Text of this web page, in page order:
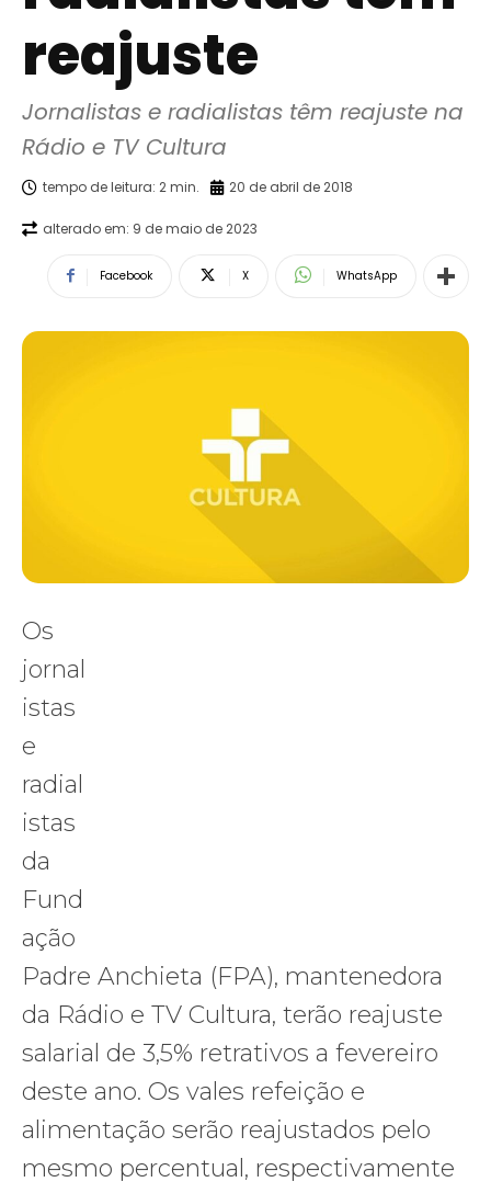
reajuste
Jornalistas e radialistas têm reajuste na
Rádio e TV Cultura
tempo de leitura: 2min. 20 de abril de 2018
alterado em: 9 de maio de 2023
Facebook X WhatsApp
Os
jornal
istas
e
radial
istas
da
Fund
ação
Padre Anchieta (FPA), mantenedora
da Rádio e TV Cultura, terão reajuste
salarial de 3,5% retrativos a fevereiro
deste ano. Os vales refeição e
alimentação serão reajustados pelo
mesmo percentual, respectivamente